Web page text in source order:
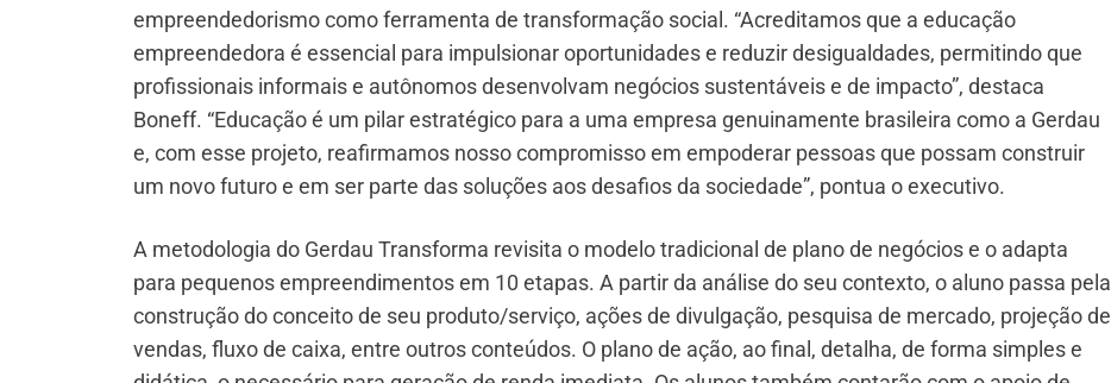
empreendedorismo como ferramenta de transformação social. “Acreditamos que a educação
empreendedora é essencial para impulsionar oportunidades e reduzir desigualdades, permitindo que
profissionais informais e autônomos desenvolvam negócios sustentáveis e de impacto”, destaca
Boneff. “Educação é um pilar estratégico para a uma empresa genuinamente brasileira como a Gerdau
e, com esse projeto, reafirmamos nosso compromisso em empoderar pessoas que possam construir
um novo futuro e em ser parte das soluções aos desafios da sociedade”, pontua o executivo.
A metodologia do Gerdau Transforma revisita o modelo tradicional de plano de negócios e o adapta
para pequenos empreendimentos em 10 etapas. A partir da análise do seu contexto, o aluno passa pela
construção do conceito de seu produto/serviço, ações de divulgação, pesquisa de mercado, projeção de
vendas, fluxo de caixa, entre outros conteúdos. O plano de ação, ao final, detalha, de forma simples e